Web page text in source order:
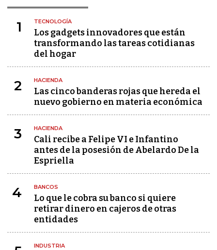
1 TECNOLOGÍA
Los gadgets innovadores que están
transformando las tareas cotidianas
del hogar
2 HACIENDA
Las cinco banderas rojas que hereda el
nuevo gobierno en materia económica
3 HACIENDA
Cali recibe a Felipe VI e Infantino
antes de la posesión de Abelardo De la
Espriella
4 BANCOS
Lo que le cobra su banco si quiere
retirar dinero en cajeros de otras
entidades
INDUSTRIA